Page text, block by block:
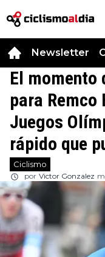
Newsletter
El momento
para Remco
Juegos
rápido que
Ciclismo
por Victor Gonzalez